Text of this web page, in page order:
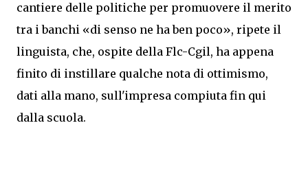
cantiere delle politiche per promuovere il merito
tra i banchi «di senso ne ha ben poco», ripete il
linguista, che, ospite della Flc-Cgil, ha appena
finito di instillare qualche nota di ottimismo,
dati alla mano, sull'impresa compiuta fin qui
dalla scuola.